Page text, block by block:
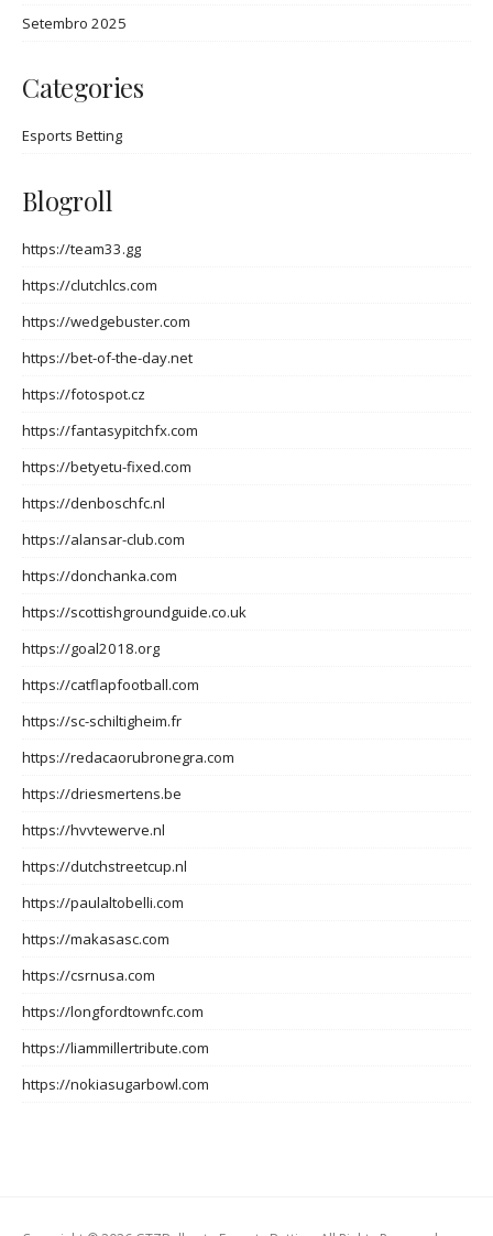
Setembro 2025
Categories
Esports Betting
Blogroll
https://team33.gg
https://clutchlcs.com
https://wedgebuster.com
https://bet-of-the-day.net
https://fotospot.cz
https://fantasypitchfx.com
https://betyetu-fixed.com
https://denboschfc.nl
https://alansar-club.com
https://donchanka.com
https://scottishgroundguide.co.uk
https://goal2018.org
https://catflapfootball.com
https://sc-schiltigheim.fr
https://redacaorubronegra.com
https://driesmertens.be
https://hvvtewerve.nl
https://dutchstreetcup.nl
https://paulaltobelli.com
https://makasasc.com
https://csrnusa.com
https://longfordtownfc.com
https://liammillertribute.com
https://nokiasugarbowl.com